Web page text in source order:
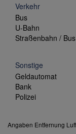
Verkehr
Bus
U-Bahn
Straßenbahn / Bus
Sonstige
Geldautomat
Bank
Polizei
Angaben Entfernung